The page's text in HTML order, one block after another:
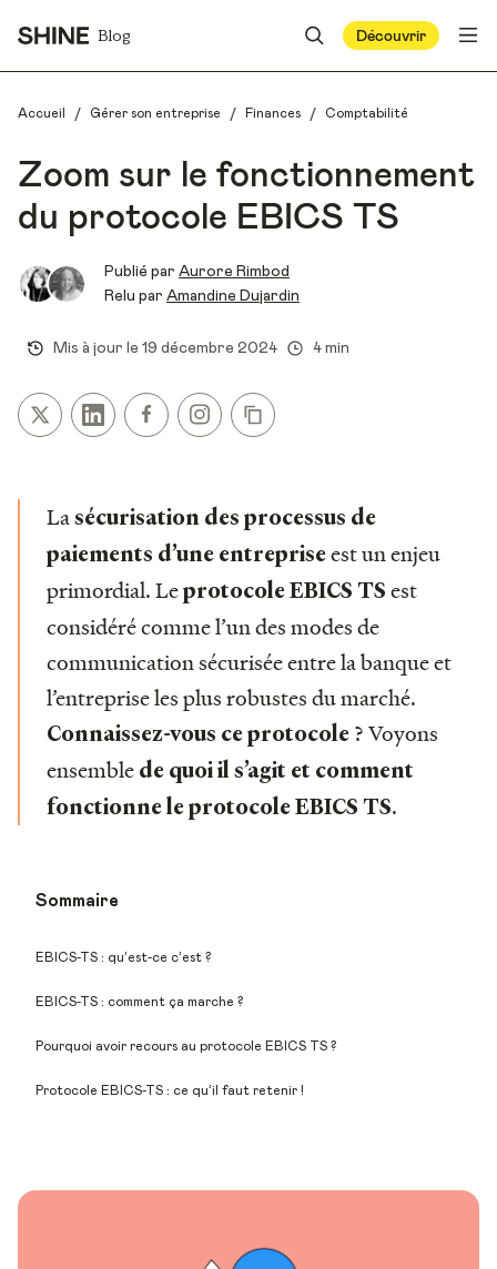
Blog Découvrir
Accueil / Gérer son entreprise / Finances / Comptabilité
Zoom sur le fonctionnement
du protocole EBICS TS
Publié par Aurore Rimbod
Relu par Amandine Dujardin
Mis à jour le 19 décembre 2024 4 min
Lasécurisation des processus de
paiements d’une entrepriseest un enjeu
primordial. Leprotocole EBICS TS est
considéré comme l’un des modes de
communication sécurisée entre la banque et
l’entreprise les plus robustes du marché.
Connaissez-vous ce protocole ? Voyons
ensemble de quoi il s’agit et comment
fonctionne le protocole EBICS TS.
Sommaire
EBICS-TS : qu’est-ce c’est ?
EBICS-TS : comment ça marche ?
Pourquoi avoir recours au protocole EBICS TS ?
Protocole EBICS-TS : ce qu’il faut retenir !